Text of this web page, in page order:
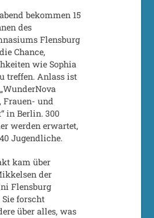
bekommen 15
des
Flensburg
Chance,
wie Sophia
treffen. Anlass ist
Frauen- und
in Berlin. 300
werden erwartet,
Jugendliche.
kam über
der
Flensburg
Sie forscht
über alles, was